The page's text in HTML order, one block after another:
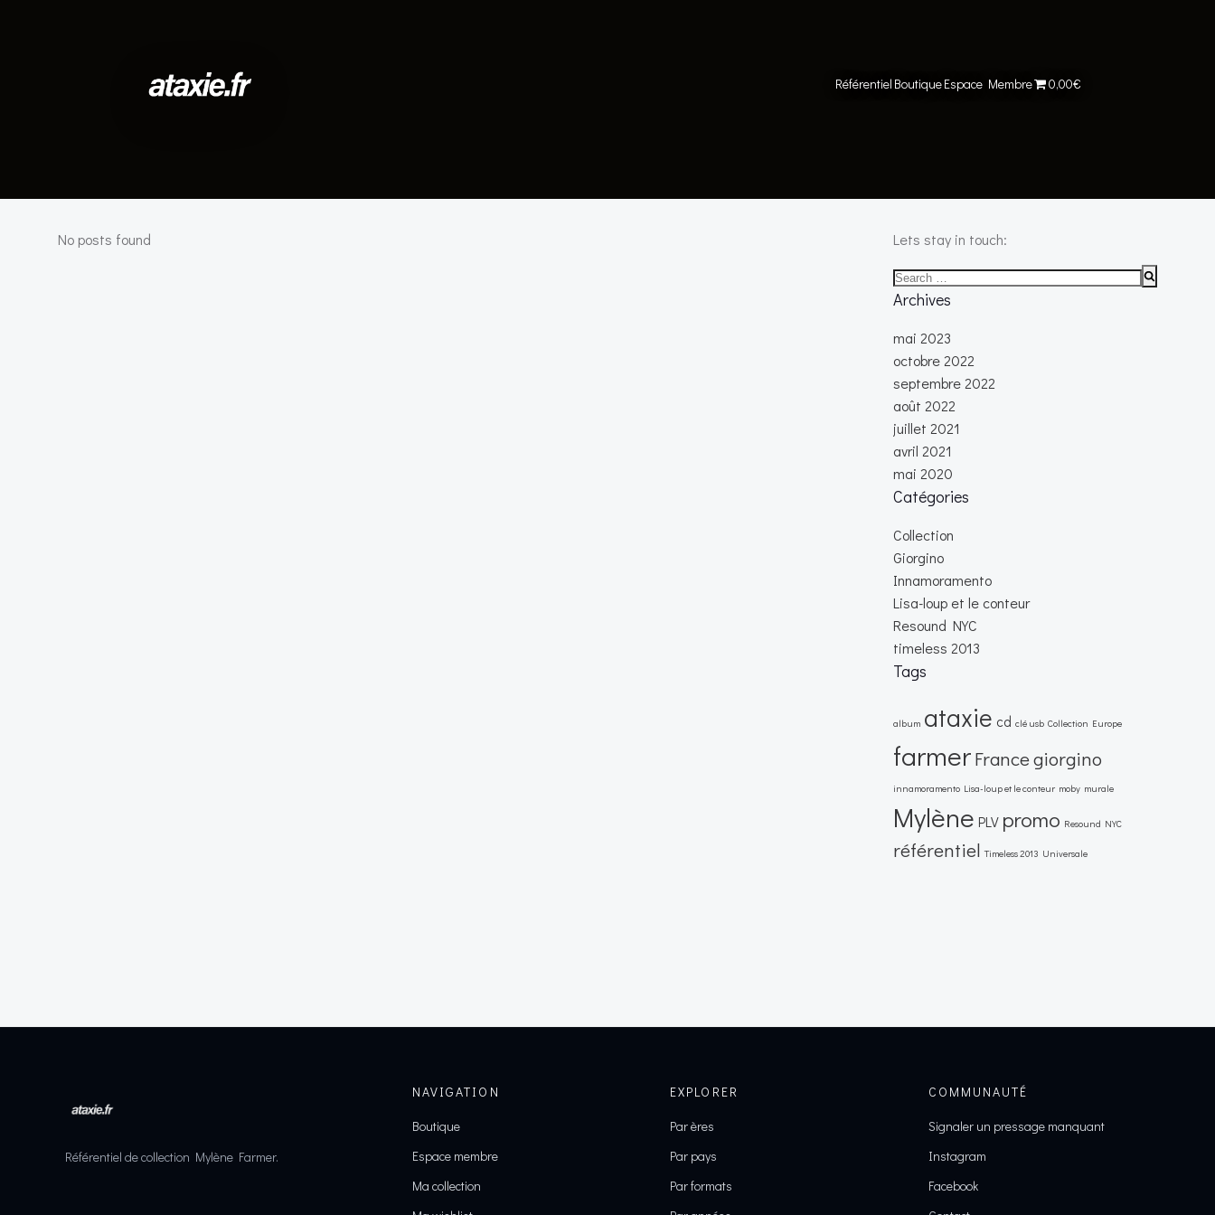
Référentiel BoutiqueEspace Membre 0,00€
No posts found
Lets stay in touch:
Search
for:
Archives
mai 2023
octobre 2022
septembre 2022
août 2022
juillet 2021
avril 2021
mai 2020
Catégories
Collection
Giorgino
Innamoramento
Lisa-loup et le conteur
Resound NYC
timeless 2013
Tags
album ataxie cd clé usb Collection Europe
farmerFrancegiorgino
innamoramento Lisa-loup et le conteur moby murale
Mylène PLV promo Resound NYC
référentiel Timeless 2013 Universale
Référentiel de collection Mylène Farmer.
NAVIGATION
Boutique
Espace membre
Ma collection
EXPLORER
Par ères
Par pays
Par formats
COMMUNAUTÉ
Signaler un pressage manquant
Instagram
Facebook